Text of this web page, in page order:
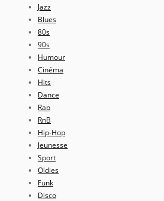
Jazz
Blues
80s
90s
Humour
Cinéma
Hits
Dance
Rap
RnB
Hip-Hop
Jeunesse
Sport
Oldies
Funk
Disco